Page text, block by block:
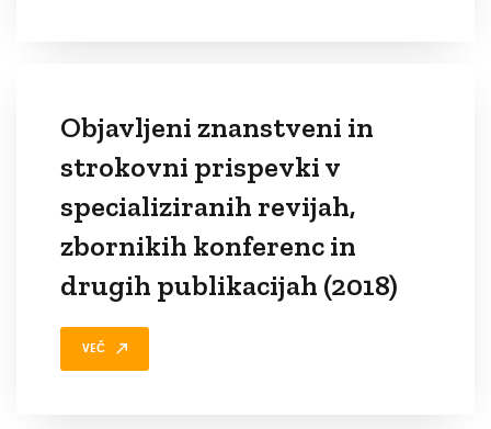
Objavljeni znanstveni in
strokovni prispevki v
specializiranih revijah,
zbornikih konferenc in
drugih publikacijah (2018)
VEČ